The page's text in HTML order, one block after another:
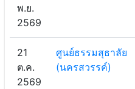
พ.ย.
2569
21
ต.ค.
2569
ศูนย์ธรรมสุธาลัย
(นครสวรรค์)